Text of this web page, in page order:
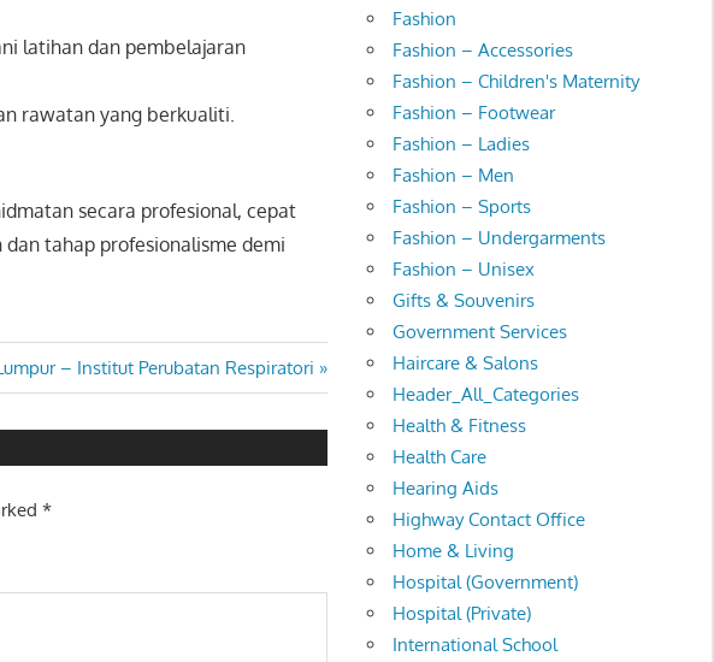
latihan dan pembelajaran
rawatan yang berkualiti.
secara profesional, cepat
tahap profesionalisme demi
– Institut Perubatan Respiratori
*
Fashion
Fashion – Accessories
Fashion – Children's Maternity
Fashion – Footwear
Fashion – Ladies
Fashion – Men
Fashion – Sports
Fashion – Undergarments
Fashion – Unisex
Gifts & Souvenirs
Government Services
Haircare & Salons
Header_All_Categories
Health & Fitness
Health Care
Hearing Aids
Highway Contact Office
Home & Living
Hospital (Government)
Hospital (Private)
International School